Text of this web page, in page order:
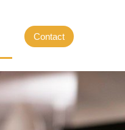
Contact